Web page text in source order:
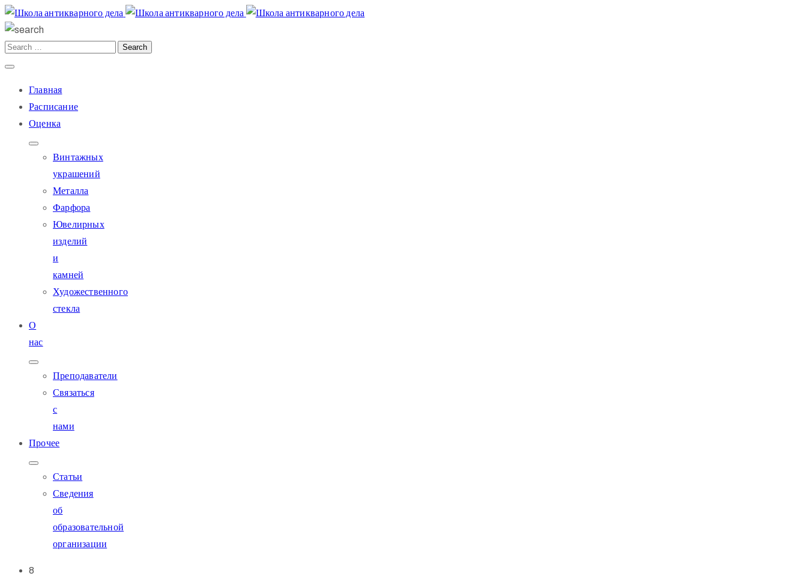
Главная
Расписание
Оценка
Винтажных
украшений
Металла
Фарфора
Ювелирных
изделий
и
камней
Художественного
стекла
О
нас
Преподаватели
Связаться
с
нами
Прочее
Статьи
Сведения
об
образовательной
организации
8